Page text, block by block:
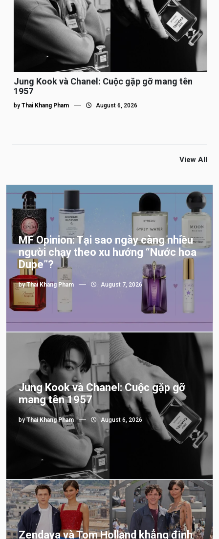
Jung Kook và Chanel: Cuộc gặp gỡ mang tên
1957
by Thai Khang Pham August 6, 2026
View All
MF Opinion: Tại sao ngày càng nhiều
người chạy theo xu hướng “Nước hoa
Dupe”?
byThai Khang Pham August 7, 2026
Jung Kook và Chanel: Cuộc gặp gỡ
mang tên 1957
byThai Khang Pham August 6, 2026
Zendaya và Tom Holland khẳng định